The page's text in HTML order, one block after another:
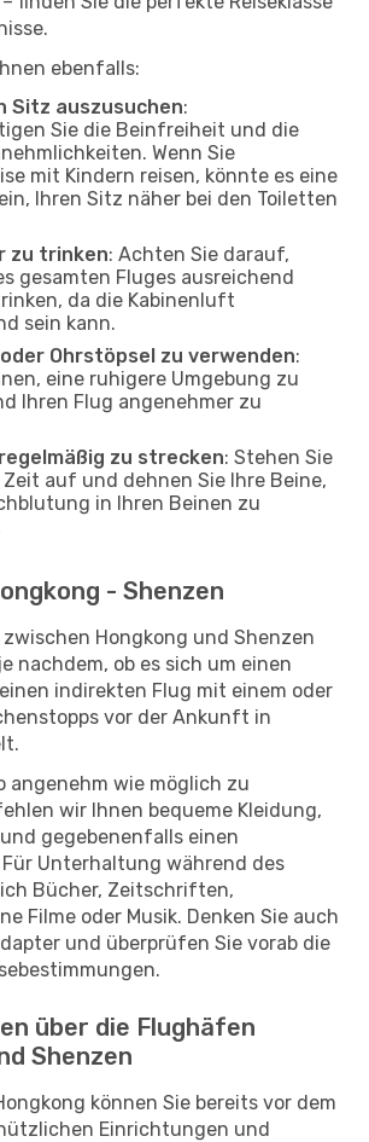
ebenfalls:
Sitz auszusuchen:
Sie die Beinfreiheit und die
Wenn Sie
mit Kindern reisen, könnte es eine
Ihren Sitz näher bei den Toiletten
zu trinken: Achten Sie darauf,
gesamten Fluges ausreichend
da die Kabinenluft
sein kann.
Ohrstöpsel zu verwenden:
eine ruhigere Umgebung zu
Ihren Flug angenehmer zu
zu strecken: Stehen Sie
auf und dehnen Sie Ihre Beine,
in Ihren Beinen zu
- Shenzen
Hongkong und Shenzen
nachdem, ob es sich um einen
indirekten Flug mit einem oder
vor der Ankunft in
angenehm wie möglich zu
wir Ihnen bequeme Kleidung,
gegebenenfalls einen
Unterhaltung während des
Bücher, Zeitschriften,
Filme oder Musik. Denken Sie auch
und überprüfen Sie vorab die
über die Flughäfen
Shenzen
können Sie bereits vor dem
Einrichtungen und